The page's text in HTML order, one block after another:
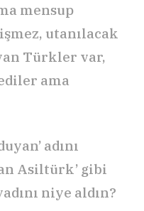
mensup
utanılacak
Türkler var,
ama
adını
Asiltürk’ gibi
niye aldın?